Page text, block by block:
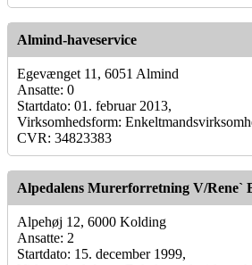
Almind-haveservice
Egevænget 11, 6051 Almind
Ansatte: 0
Startdato: 01. februar 2013,
Virksomhedsform:
CVR: 34823383
Alpedalens Murerforretning V/Rene`
Alpehøj 12, 6000 Kolding
Ansatte: 2
Startdato: 15. december 1999,